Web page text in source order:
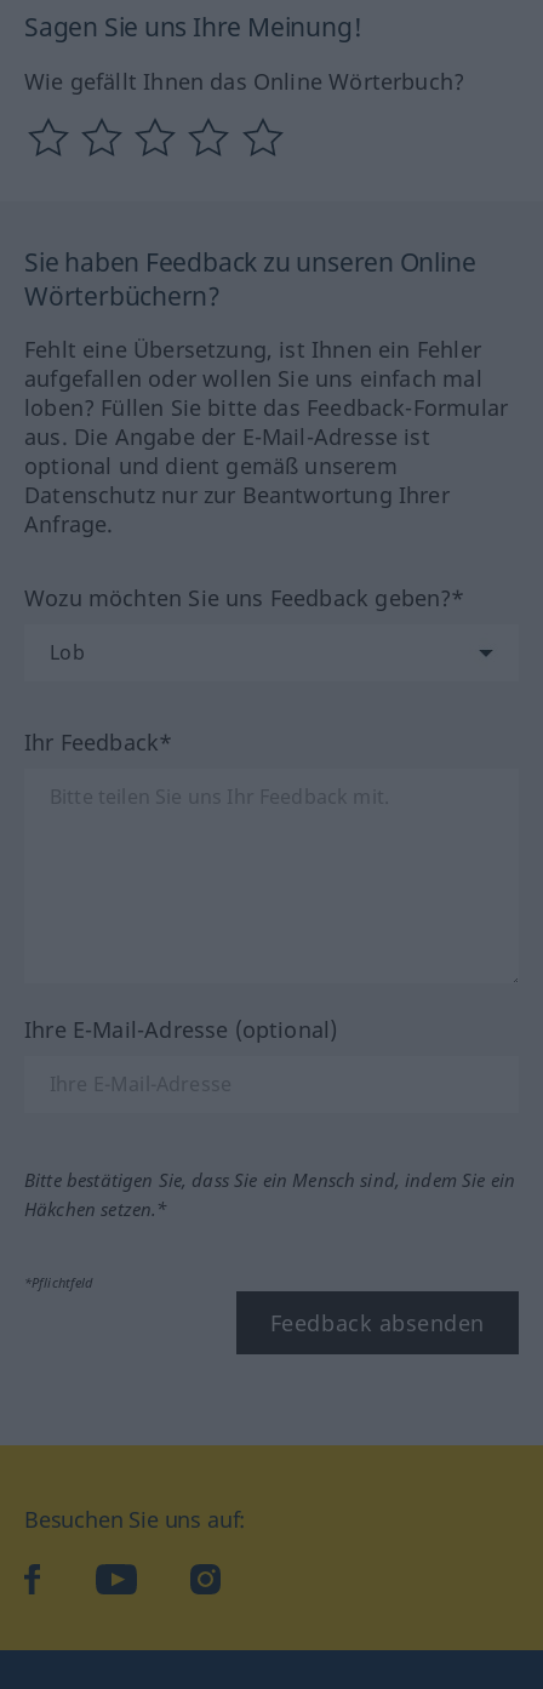
Sagen Sie uns Ihre Meinung!
Wie gefällt Ihnen das Online Wörterbuch?
Sie haben Feedback zu unseren Online
Wörterbüchern?
Fehlt eine Übersetzung, ist Ihnen ein Fehler
aufgefallen oder wollen Sie uns einfach mal
loben? Füllen Sie bitte das Feedback-Formular
aus. Die Angabe der E-Mail-Adresse ist
optional und dient gemäß unserem
Datenschutz nur zur Beantwortung Ihrer
Anfrage.
Wozu möchten Sie uns Feedback geben?*
Ihr Feedback*
Ihre E-Mail-Adresse (optional)
Bitte bestätigen Sie, dass Sie ein Mensch sind, indem Sie ein
Häkchen setzen.*
*Pflichtfeld
Feedback absenden
Besuchen Sie uns auf:
facebookYouTube Instagram